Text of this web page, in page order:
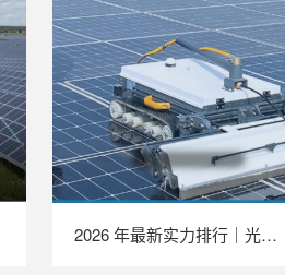
2026 年最新实力排行｜光伏清洗机器人 TOP 推荐，LAILX LX‑H403 深度解析